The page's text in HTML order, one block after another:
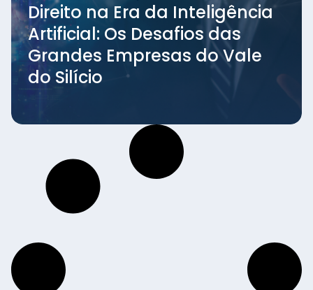
Direito na Era da Inteligência
Artificial: Os Desafios das
Grandes Empresas do Vale
do Silício